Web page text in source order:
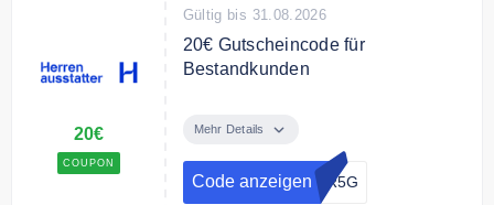
20€
COUPON
Gültig bis 31.08.2026
20€ Gutscheincode für
Bestandkunden
Kasse und sparen Sie 20€ auf Ihre
Bedingungen
Mehr Details
Code anzeigen 8R5G